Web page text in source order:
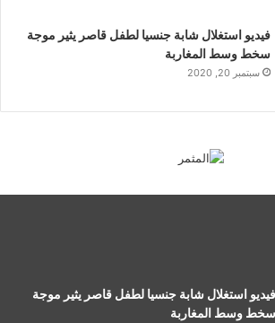
فيديو استغلال شابة جنسيا لطفل قاصر يثير موجة
سخط وسط المغاربة
سبتمبر 20, 2020
فيديو استغلال شابة جنسيا لطفل قاصر يثير موجة
سخط وسط المغاربة